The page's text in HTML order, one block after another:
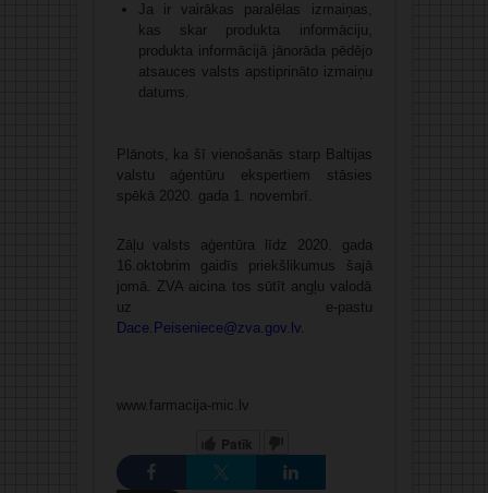
Ja ir vairākas paralēlas izmaiņas,
kas skar produkta informāciju,
produkta informācijā jānorāda pēdējo
atsauces valsts apstiprināto izmaiņu
datums.
Plānots, ka šī vienošanās starp Baltijas
valstu aģentūru ekspertiem stāsies
spēkā 2020. gada 1. novembrī.
Zāļu valsts aģentūra līdz 2020. gada
16.oktobrim gaidīs priekšlikumus šajā
jomā. ZVA aicina tos sūtīt angļu valodā
uz e-pastu
Dace.Peiseniece@zva.gov.lv.
www.farmacija-mic.lv
Patīk